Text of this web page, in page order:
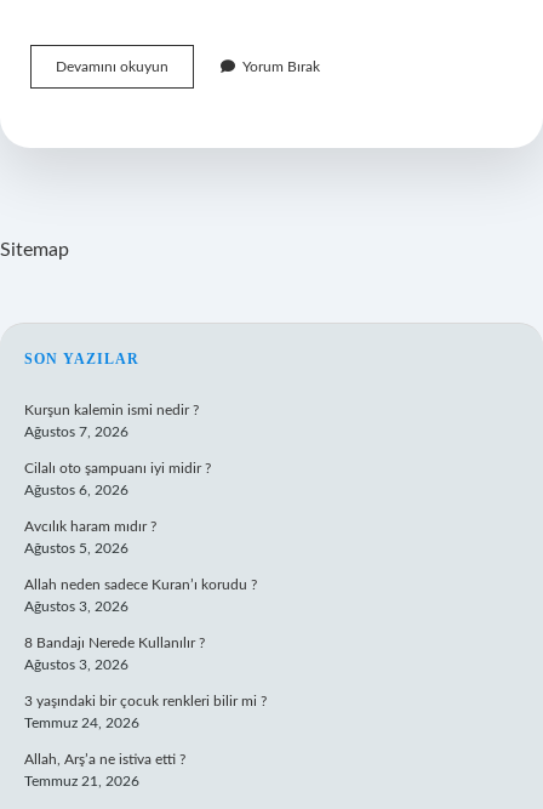
Devamını okuyun
Gazeteci
Bilmeli
Yorum Bırak
Sitemap
SIDEBAR
SON YAZILAR
Kurşun kalemin ismi nedir ?
Ağustos 7, 2026
Cilalı oto şampuanı iyi midir ?
Ağustos 6, 2026
Avcılık haram mıdır ?
Ağustos 5, 2026
Allah neden sadece Kuran’ı korudu ?
Ağustos 3, 2026
8 Bandajı Nerede Kullanılır ?
Ağustos 3, 2026
3 yaşındaki bir çocuk renkleri bilir mi ?
Temmuz 24, 2026
Allah, Arş’a ne istiva etti ?
Temmuz 21, 2026